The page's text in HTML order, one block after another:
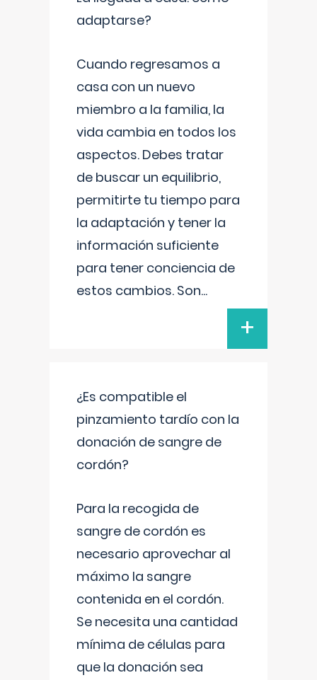
adaptarse?
Cuando regresamos a
casa con un nuevo
miembro a la familia, la
vida cambia en todos los
aspectos. Debes tratar
de buscar un equilibrio,
permitirte tu tiempo para
la adaptación y tener la
información suficiente
para tener conciencia de
estos cambios. Son...
+
¿Es compatible el
pinzamiento tardío con la
donación de sangre de
cordón?
Para la recogida de
sangre de cordón es
necesario aprovechar al
máximo la sangre
contenida en el cordón.
Se necesita una cantidad
mínima de células para
que la donación sea